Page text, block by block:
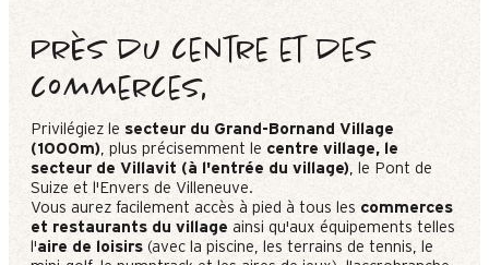
Près du centre et des
commerces,
Privilégiez le secteur du Grand-Bornand Village
(1000m), plus précisemment le centre village, le
secteur de Villavit (à l'entrée du village), le Pont de
Suize et l'Envers de Villeneuve.
Vous aurez facilement accès à pied à tous les commerces
et restaurants du village ainsi qu'aux équipements telles
l'aire de loisirs (avec la piscine, les terrains de tennis, le